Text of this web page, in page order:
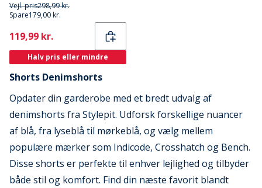
Vejl. pris298,99 kr.
Spare179,00 kr.
Current
119,99 kr.
Halv pris eller mindre
Shorts Denimshorts
Opdater din garderobe med et bredt udvalg af
denimshorts fra Stylepit. Udforsk forskellige nuancer
af blå, fra lyseblå til mørkeblå, og vælg mellem
populære mærker som Indicode, Crosshatch og Bench.
Disse shorts er perfekte til enhver lejlighed og tilbyder
både stil og komfort. Find din næste favorit blandt